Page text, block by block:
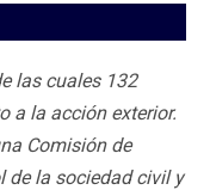
las cuales 132
a la acción exterior.
Comisión de
de la sociedad civil y